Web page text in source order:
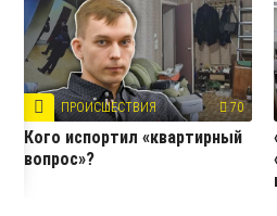
ПРОИСШЕСТВИЯ 70
Кого испортил «квартирный
вопрос»?